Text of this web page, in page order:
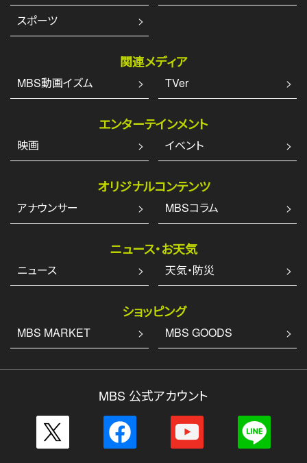
スポーツ
関連メディア
MBS動画イズム TVer
エンターテインメント
映画 イベント
オリジナルコンテンツ
アナウンサー MBSコラム
ニュース・お天気
ニュース 天気・防災
ショッピング
MBS MARKET MBS GOODS
MBS 公式アカウント